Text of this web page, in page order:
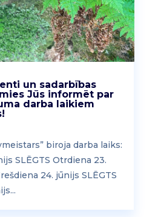
un sadarbības
Jūs informēt par
darba laikiem
biroja darba laiks:
SLĒGTS Otrdiena 23.
24. jūnijs SLĒGTS